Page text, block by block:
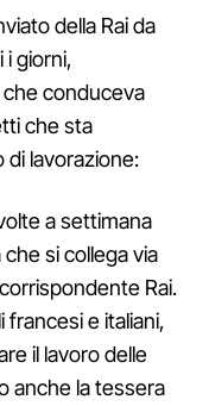
della Rai da
i giorni,
conduceva
che sta
lavorazione:
a settimana
si collega via
Rai.
francesi e italiani,
il lavoro delle
anche la tessera